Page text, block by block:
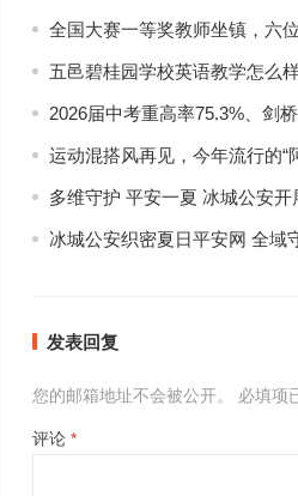
全国大赛一等奖教师坐镇，六
五邑碧桂园学校英语教学怎么
2026届中考重高率75.3%、剑
运动混搭风再见，今年流行的“
多维守护 平安一夏 冰城公安
冰城公安织密夏日平安网 全域
发表回复
您的邮箱地址不会被公开。 必填项
评论 *